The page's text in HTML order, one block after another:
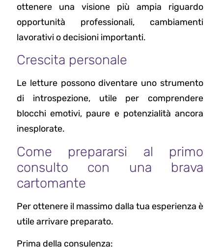
ottenere una visione più ampia riguardo
opportunità professionali, cambiamenti
lavorativi o decisioni importanti.
Crescita personale
Le letture possono diventare uno strumento
di introspezione, utile per comprendere
blocchi emotivi, paure e potenzialità ancora
inesplorate.
Come prepararsi al primo
consulto con una brava
cartomante
Per ottenere il massimo dalla tua esperienza è
utile arrivare preparato.
Prima della consulenza: